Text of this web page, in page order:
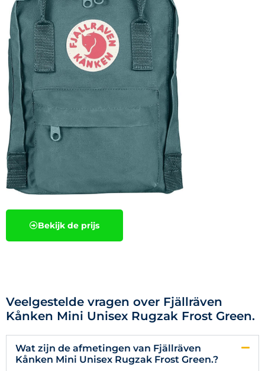
Bekijk de prijs
Veelgestelde vragen over Fjällräven
Kånken Mini Unisex Rugzak Frost Green.
Wat zijn de afmetingen van Fjällräven
Kånken Mini Unisex Rugzak Frost Green.?